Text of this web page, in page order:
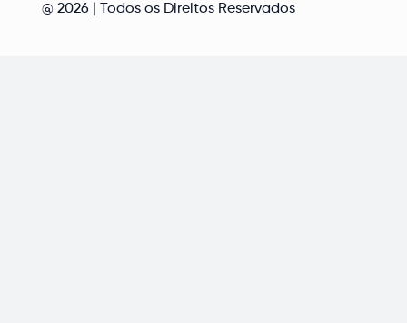
@ 2026 | Todos os Direitos Reservados